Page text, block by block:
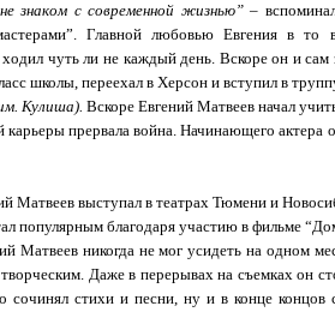
знаком с современной жизнью”–
Главной любовью Евгения в то
чуть ли не каждый день. Вскоре он и сам
школы, переехал в Херсон и вступил в
Кулиша). Вскоре Евгений Матвеев начал
карьеры прервала война. Начинающего актера
Матвеев выступал в театрах Тюмени и
популярным благодаря участию в фильме
Матвеев никогда не мог усидеть на одном
Даже в перерывах на съемках он
сочинял стихи и песни, ну и в конце концов